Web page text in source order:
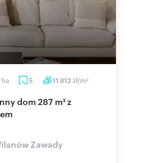
ha 5 11 812 zł/m2
Zawady